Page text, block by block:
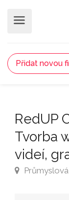
Přidat novou
RedUP
Tvorba
videí,